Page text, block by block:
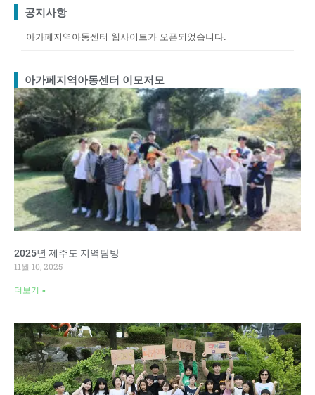
공지사항
아가페지역아동센터 웹사이트가 오픈되었습니다.
아가페지역아동센터 이모저모
2025년 제주도 지역탐방
11월 10, 2025
더보기 »
PagePage